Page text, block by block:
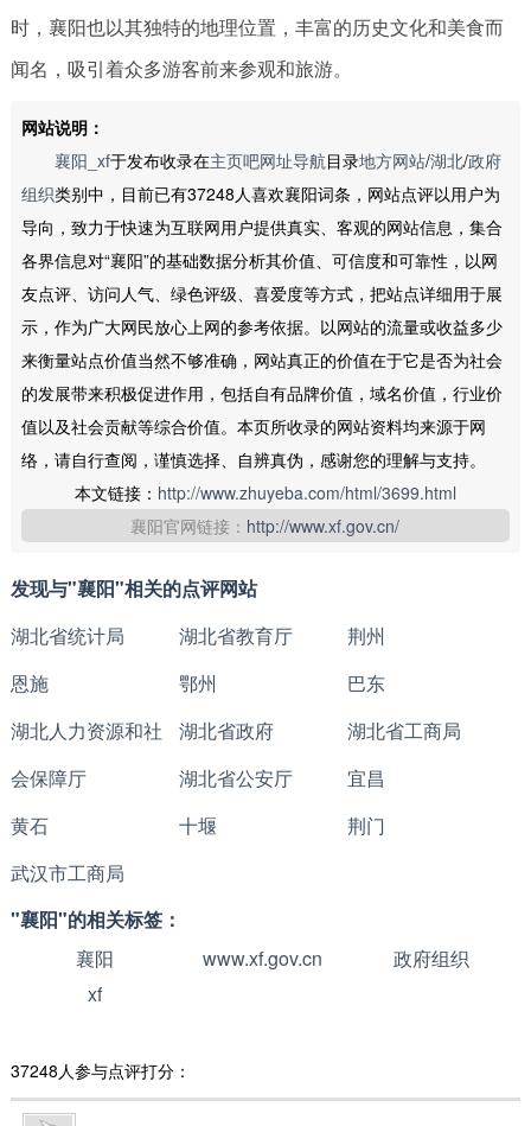
时，襄阳也以其独特的地理位置，丰富的历史文化和美食而
闻名，吸引着众多游客前来参观和旅游。
网站说明：
襄阳_xf于发布收录在主页吧网址导航目录地方网站/湖北/政府
组织类别中，目前已有37248人喜欢襄阳词条，网站点评以用户为
导向，致力于快速为互联网用户提供真实、客观的网站信息，集合
各界信息对“襄阳”的基础数据分析其价值、可信度和可靠性，以网
友点评、访问人气、绿色评级、喜爱度等方式，把站点详细用于展
示，作为广大网民放心上网的参考依据。以网站的流量或收益多少
来衡量站点价值当然不够准确，网站真正的价值在于它是否为社会
的发展带来积极促进作用，包括自有品牌价值，域名价值，行业价
值以及社会贡献等综合价值。本页所收录的网站资料均来源于网
络，请自行查阅，谨慎选择、自辨真伪，感谢您的理解与支持。
本文链接： http://www.zhuyeba.com/html/3699.html
襄阳官网链接： http://www.xf.gov.cn/
发现与"襄阳"相关的点评网站
湖北省统计局
湖北省教育厅
荆州
恩施
鄂州
巴东
湖北人力资源和社
会保障厅
湖北省政府
湖北省工商局
湖北省公安厅
宜昌
黄石
十堰
荆门
武汉市工商局
"襄阳"的相关标签：
襄阳
www.xf.gov.cn
政府组织
xf
37248人参与点评打分：